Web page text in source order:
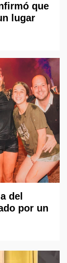
que
lugar
del
por un